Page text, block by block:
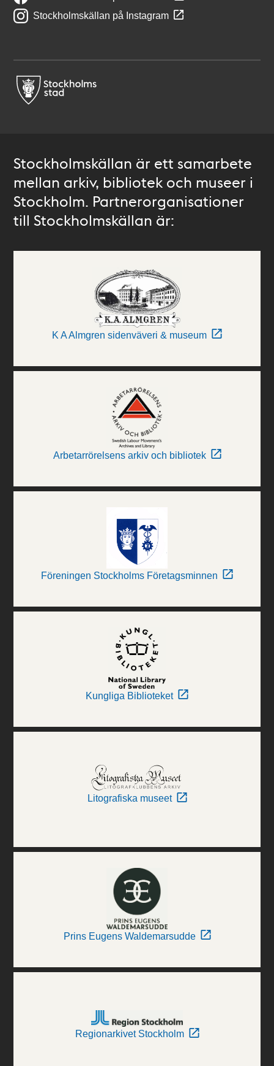
Stockholmskällan på Instagram
Stockholmskällan är ett samarbete
mellan arkiv, bibliotek och museer i
Stockholm. Partnerorganisationer
till Stockholmskällan är:
K A Almgren sidenväveri & museum
Arbetarrörelsens arkiv och bibliotek
Föreningen Stockholms Företagsminnen
Kungliga Biblioteket
Litografiska museet
Prins Eugens Waldemarsudde
Regionarkivet Stockholm